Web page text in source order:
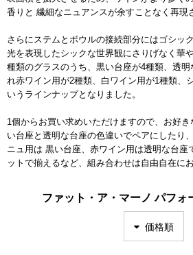
香りと 繊細なニュアンスが余すことなく再現
さらにステムとボウルの接続部分にはゴシッ
光を表現したシックな世界観にさりげなく華
種類のグラスのうち、黒い台座が4種類、透
れ赤ワイン用が2種類、白ワイン用が1種類、
いうラインナップとなりました。
1個からお買い求めいただけますので、お好
い台座と透明な台座の色違いでペアにしたり
ニュ用は 黒い台座、赤ワイン用は透明な台座
ットで揃えるなど、組み合わせは自由自在に
ファット・ア・マーノ パフォ
価格順